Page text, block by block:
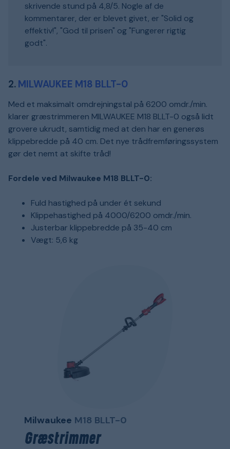
skrivende stund på 4,8/5. Nogle af de
kommentarer, der er blevet givet, er "Solid og
effektiv!", "God til prisen" og "Fungerer rigtig
godt".
2. MILWAUKEE M18 BLLT-0
Med et maksimalt omdrejningstal på 6200 omdr./min.
klarer græstrimmeren MILWAUKEE M18 BLLT-0 også lidt
grovere ukrudt, samtidig med at den har en generøs
klippebredde på 40 cm. Det nye trådfremføringssystem
gør det nemt at skifte tråd!
Fordele ved Milwaukee M18 BLLT-0:
Fuld hastighed på under ét sekund
Klippehastighed på 4000/6200 omdr./min.
Justerbar klippebredde på 35-40 cm
Vægt: 5,6 kg
Milwaukee M18 BLLT-0
Græstrimmer